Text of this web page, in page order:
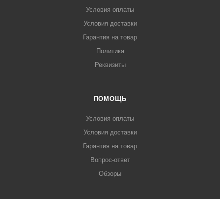
Условия оплаты
Условия доставки
Гарантия на товар
Политика
Реквизиты
ПОМОЩЬ
Условия оплаты
Условия доставки
Гарантия на товар
Вопрос-ответ
Обзоры